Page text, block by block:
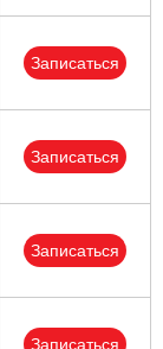
Записаться
Записаться
Записаться
Записаться